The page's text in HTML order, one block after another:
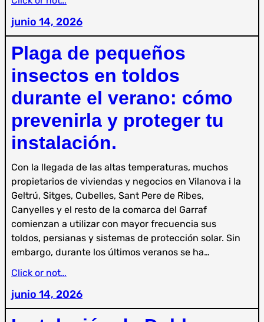
junio 14, 2026
Plaga de pequeños
insectos en toldos
durante el verano: cómo
prevenirla y proteger tu
instalación.
Con la llegada de las altas temperaturas, muchos
propietarios de viviendas y negocios en Vilanova i la
Geltrú, Sitges, Cubelles, Sant Pere de Ribes,
Canyelles y el resto de la comarca del Garraf
comienzan a utilizar con mayor frecuencia sus
toldos, persianas y sistemas de protección solar. Sin
embargo, durante los últimos veranos se ha…
Click or not…
junio 14, 2026